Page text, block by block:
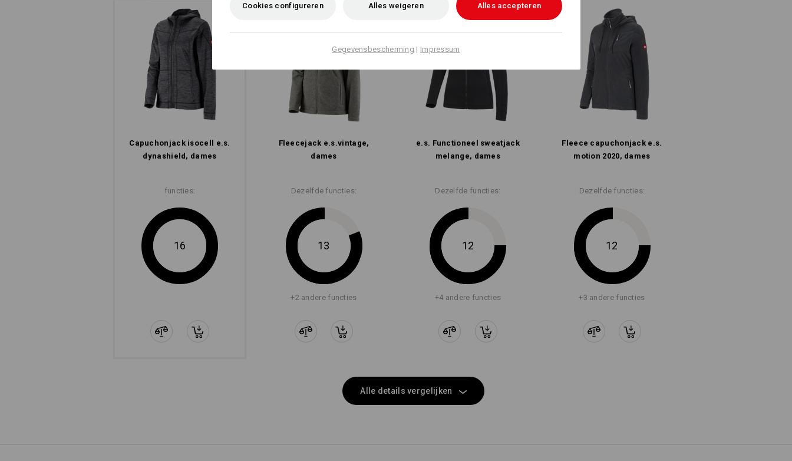
Capuchonjack isocell e.s.​
dynashield, dames
functies:
16
Fleecejack e.s.​vintage,
dames
e.s. Functioneel sweatjack
melange, dames
Fleece capuchonjack e.s.​
motion 2020, dames
Dezelfde functies:
13
+2 andere functies
Dezelfde functies:
12
+4 andere functies
Dezelfde functies:
12
+3 andere functies
Alle details vergelijken
Cookies configureren Alles weigeren Alles accepteren
Gegevensbescherming | Impressum